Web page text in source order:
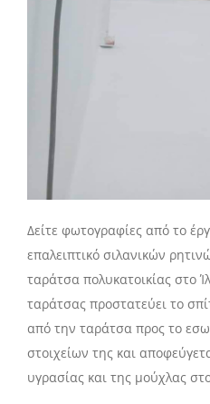
Δείτε φωτογραφίες από το
επαλειπτικό σιλανικών
ταράτσα πολυκατοικίας στο
ταράτσας προστατεύει το
από την ταράτσα προς το
στοιχείων της και
υγρασίας και της μούχλας